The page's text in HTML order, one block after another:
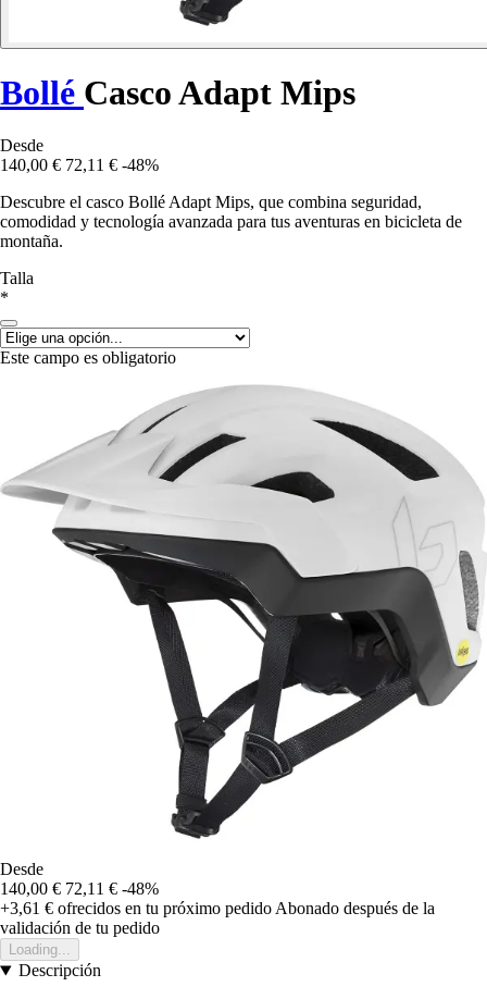
Bollé Casco Adapt Mips
Desde
140,00 € 72,11 € -48%
Descubre el casco Bollé Adapt Mips, que combina seguridad,
comodidad y tecnología avanzada para tus aventuras en bicicleta de
montaña.
Talla
*
Este campo es obligatorio
Desde
140,00 € 72,11 € -48%
+3,61 € ofrecidos en tu próximo pedido Abonado después de la
validación de tu pedido
Loading...
Descripción